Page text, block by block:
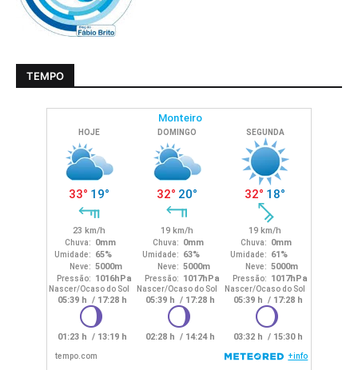
TEMPO